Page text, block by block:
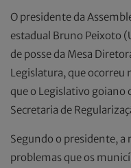
O presidente da
estadual Bruno Peixoto
de posse da Mesa
Legislatura, que ocorreu
que o Legislativo goiano
Secretaria de
Segundo o presidente,
problemas que os